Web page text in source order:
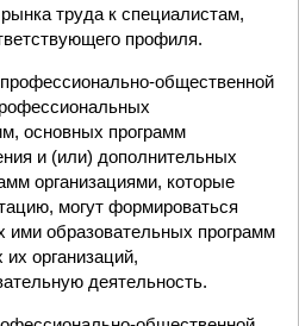
труда к специалистам,
профиля.
общественной
основных программ
и (или) дополнительных
организациями, которые
могут формироваться
ими образовательных программ
организаций,
деятельность.